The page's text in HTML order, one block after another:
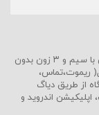
این پنل اعلام سرقت دارای ۶ زون می باشد که (۳ زون با سیم و ۳ زون بدون
شامل( ریموت،تماس،
از طریق دیاگ
وهاپینگ، اپلیکیشن اندروید و